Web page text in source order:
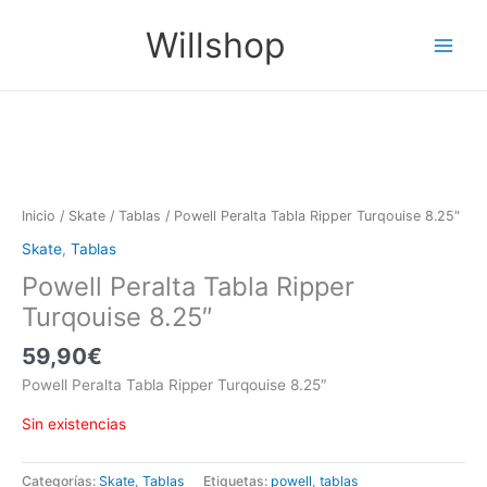
Willshop
Menu
Inicio / Skate / Tablas / Powell Peralta Tabla Ripper Turqouise 8.25″
Skate, Tablas
Powell Peralta Tabla Ripper
Turqouise 8.25″
59,90€
Powell Peralta Tabla Ripper Turqouise 8.25″
Sin existencias
Categorías: Skate, Tablas Etiquetas: powell, tablas